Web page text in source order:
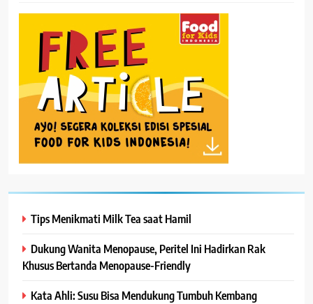
Tips Menikmati Milk Tea saat Hamil
Dukung Wanita Menopause, Peritel Ini Hadirkan Rak
Khusus Bertanda Menopause-Friendly
Kata Ahli: Susu Bisa Mendukung Tumbuh Kembang